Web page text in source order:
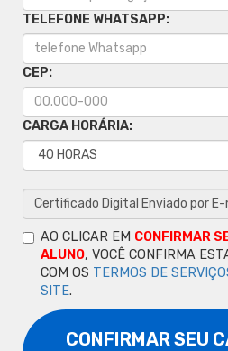
TELEFONE WHATSAPP:
CEP:
CARGA HORÁRIA:
AO CLICAR EM CONFIRMAR
ALUNO, VOCÊ CONFIRMA
COM OS TERMOS DE
SITE.
CONFIRMAR SEU